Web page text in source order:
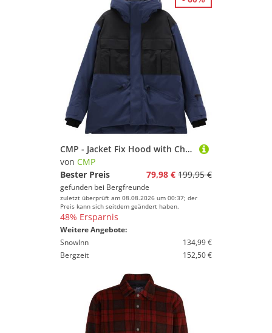
CMP - Jacket Fix Hood with Chest Pockets - Skijacke Gr XL blau
von CMP
Bester Preis
79,98 € 199,95 €
gefunden bei Bergfreunde
zuletzt überprüft am 08.08.2026 um 00:37; der
Preis kann sich seitdem geändert haben.
48% Ersparnis
Weitere Angebote:
SnowInn
134,99 €
Bergzeit
152,50 €